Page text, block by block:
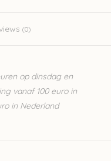
(0)
op dinsdag en
vanaf 100 euro in
in Nederland